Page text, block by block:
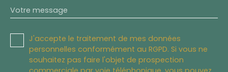
Votre message
J'accepte le traitement de mes données
personnelles conformément au RGPD. Si vous ne
souhaitez pas faire l'objet de prospection